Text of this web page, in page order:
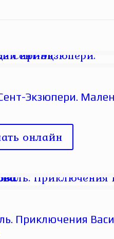
Экзюпери.
онлайн
Приключения Васи